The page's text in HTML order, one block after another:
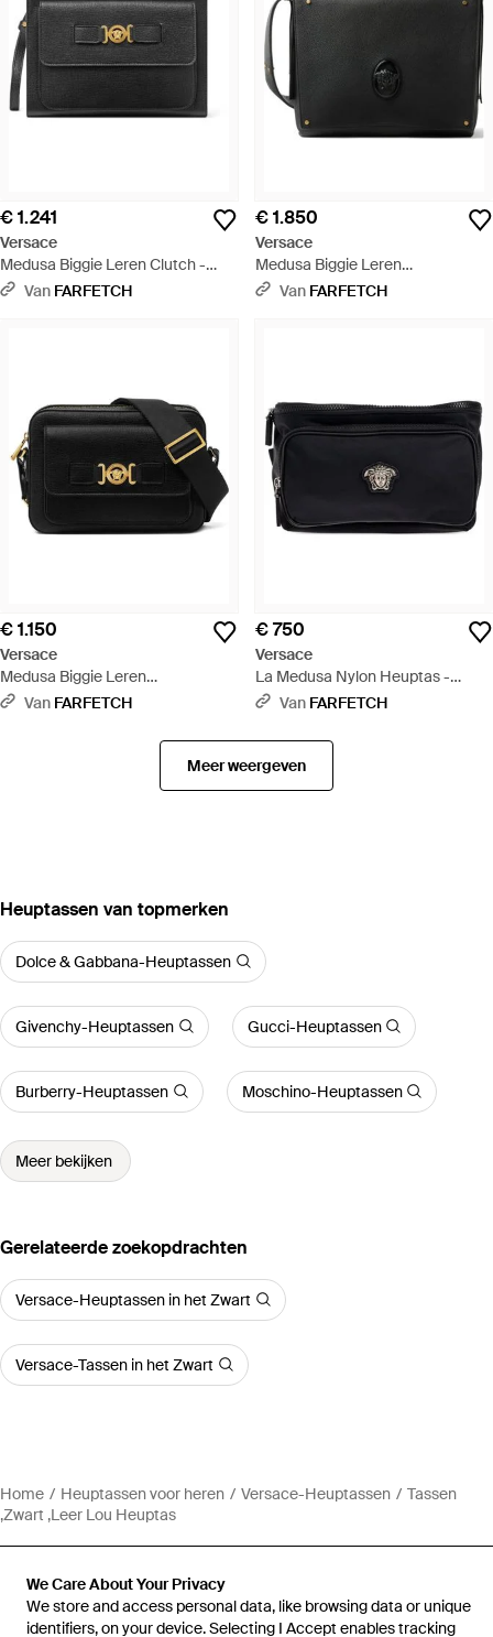
We Care About Your Privacy
We store and access personal data, like browsing data or unique
identifiers, on your device. Selecting I Accept enables tracking
€ 1.241
Versace
Medusa Biggie Leren Clutch -
Zwart
Van FARFETCH
€ 1.850
Versace
Medusa Biggie Leren
Messengertas - Zwart
Van FARFETCH
€ 1.150
Versace
Medusa Biggie Leren
Messengertas - Zwart
Van FARFETCH
€ 750
Versace
La Medusa Nylon Heuptas -
Zwart
Van FARFETCH
Meer weergeven
‪Heuptassen‬ van topmerken
Dolce & Gabbana-Heuptassen
Givenchy-Heuptassen Gucci-Heuptassen
Burberry-Heuptassen Moschino-Heuptassen
Meer bekijken
Gerelateerde zoekopdrachten
Versace-Heuptassen in het Zwart
Versace-Tassen in het Zwart
Home Heuptassen voor heren Versace-Heuptassen
Tassen
,Zwart ,Leer Lou Heuptas